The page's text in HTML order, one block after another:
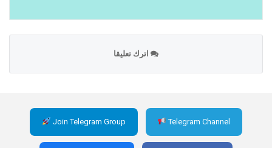
اترك تعليقا
Join Telegram Group Telegram Channel